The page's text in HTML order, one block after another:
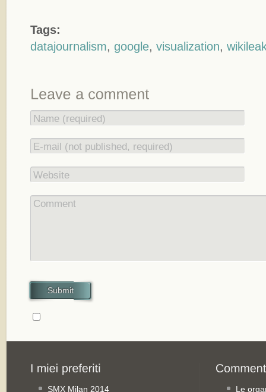
Tags:
datajournalism, google, visualization,
Name (required)
E-mail (not published, required)
Website
Comment
Submit
SMX Milan 2014 Le